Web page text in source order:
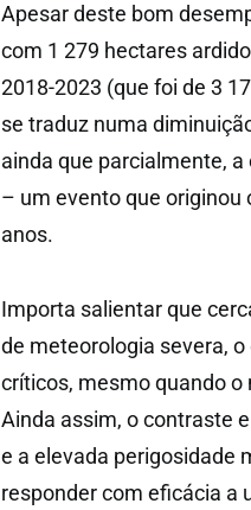
Apesar deste bom
com 1 279 hectares
2018-2023 (que foi de 3
se traduz numa
ainda que parcialmente,
– um evento que originou
anos.
Importa salientar que
de meteorologia severa,
críticos, mesmo quando
Ainda assim, o contraste
e a elevada perigosidade
responder com eficácia a